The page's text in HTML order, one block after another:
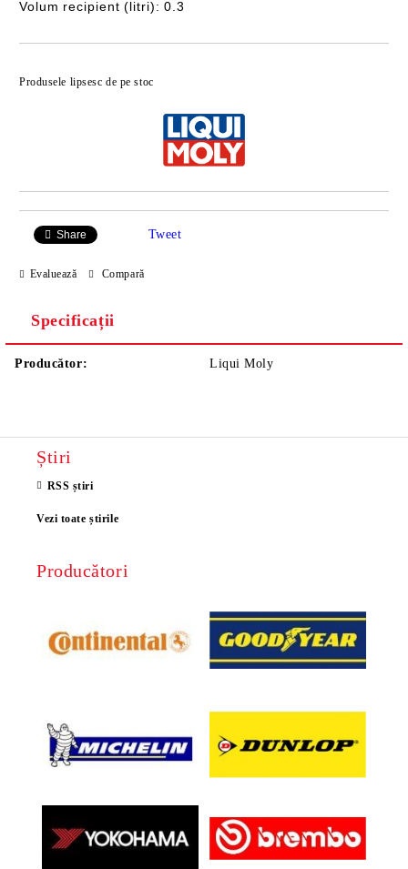
Volum recipient (litri): 0.3
Produsele lipsesc de pe stoc
Share Tweet
Evaluează Compară
Specificații
Producător: Liqui Moly
Știri
RSS știri
Vezi toate știrile
Producători